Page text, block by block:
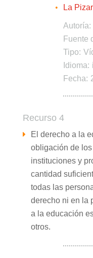
La
Autoría:
Fuente
Tipo:
Idioma:
Fecha:
Recurso 4
El derecho a la
obligación de
instituciones y
cantidad
todas las
derecho ni en la
a la educación
otros.